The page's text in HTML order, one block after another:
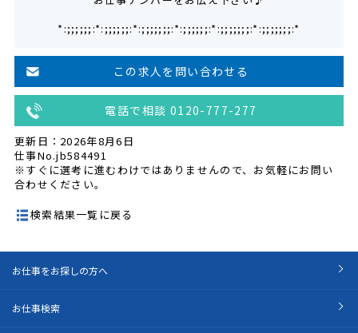
*:;;;;;;:*:;;;;;;:*:;;;;;;;:*:;;;;;;:*:;;;;;;;:*:;;;;;;;:*
この求人を問い合わせる
電話で相談 0120-777-277
更新日：2026年8月6日
仕事No.jb584491
※すぐに選考に進むわけではありませんので、お気軽にお問い
合わせください。
検索結果一覧に戻る
お仕事をお探しの方へ
お仕事検索